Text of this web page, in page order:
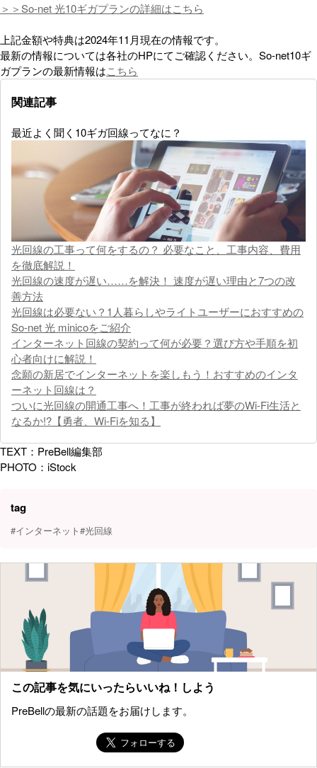
＞＞So-net 光10ギガプランの詳細はこちら
上記金額や特典は2024年11月現在の情報です。
最新の情報については各社のHPにてご確認ください。So-net10ギ
ガプランの最新情報はこちら
関連記事
最近よく聞く10ギガ回線ってなに？
光回線の工事って何をするの？ 必要なこと、工事内容、費用
を徹底解説！
光回線の速度が遅い……を解決！ 速度が遅い理由と7つの改
善方法
光回線は必要ない？1人暮らしやライトユーザーにおすすめの
So-net 光 minicoをご紹介
インターネット回線の契約って何が必要？選び方や手順を初
心者向けに解説！
念願の新居でインターネットを楽しもう！おすすめのインタ
ーネット回線は？
ついに光回線の開通工事へ！工事が終われば夢のWi-Fi生活と
なるか!?【勇者、Wi-Fiを知る】
TEXT：PreBell編集部
PHOTO：iStock
tag
#インターネット#光回線
この記事を気にいったらいいね！しよう
PreBellの最新の話題をお届けします。